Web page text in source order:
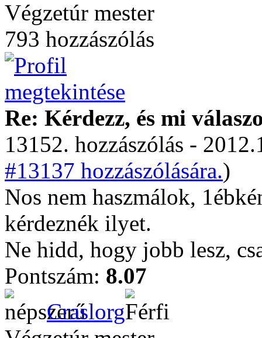
Végzetúr mester
793 hozzászólás
Re: Kérdezz, és mi
13152. hozzászólás -
#13137 hozzászólására.)
Nos nem haszmálok,
kérdeznék ilyet.
Ne hidd, hogy jobb lesz,
Pontszám: 8.07
Craslorg